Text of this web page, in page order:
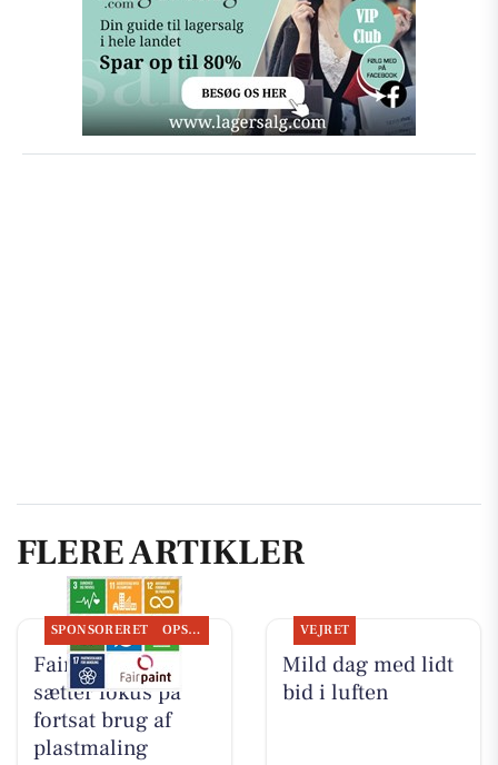
FLERE ARTIKLER
SPONSORERET OPSLAGSTAVLEN
Fairpaint ApS
sætter fokus på
fortsat brug af
plastmaling
VEJRET
Mild dag med lidt
bid i luften